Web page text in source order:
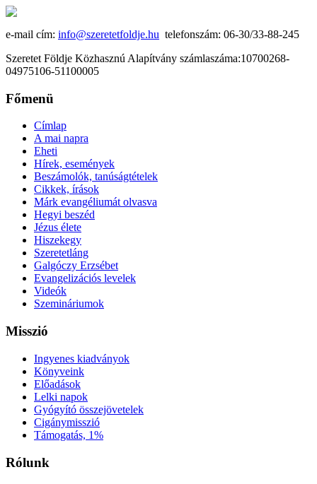
e-mail cím: info@szeretetfoldje.hu telefonszám: 06-30/33-88-245
Szeretet Földje Közhasznú Alapítvány számlaszáma:10700268-
04975106-51100005
Főmenü
Címlap
A mai napra
Eheti
Hírek, események
Beszámolók, tanúságtételek
Cikkek, írások
Márk evangéliumát olvasva
Hegyi beszéd
Jézus élete
Hiszekegy
Szeretetláng
Galgóczy Erzsébet
Evangelizációs levelek
Videók
Szemináriumok
Misszió
Ingyenes kiadványok
Könyveink
Előadások
Lelki napok
Gyógyító összejövetelek
Cigánymisszió
Támogatás, 1%
Rólunk